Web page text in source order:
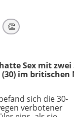
👏
Sex mit
(30) im
sich die 30-
verbotener